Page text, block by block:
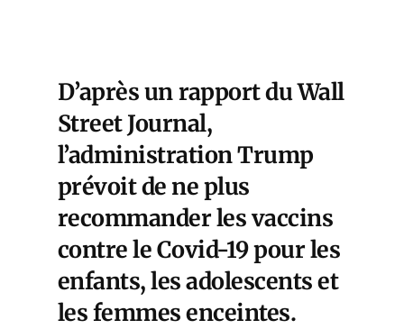
D’après unrapport du Wall
Street Journal,
l’administration Trump
prévoit de ne plus
recommander les vaccins
contre le Covid-19 pour les
enfants, les adolescents et
les femmes enceintes.